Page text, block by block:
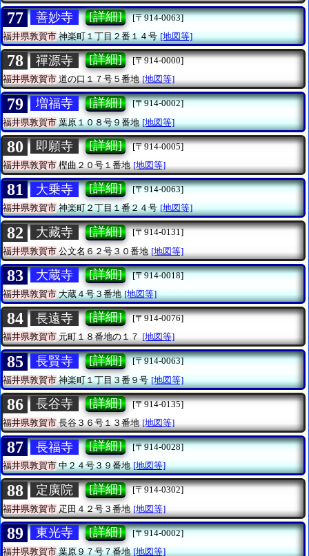
77 善妙寺 [詳細]
[〒914-0063]
福井県敦賀市神楽町１丁目２番１４号 [地図等]
78 禪源寺 [詳細]
[〒914-0000]
福井県敦賀市道の口１７号５番地 [地図等]
79 増福寺 [詳細]
[〒914-0002]
福井県敦賀市葉原１０８号９番地 [地図等]
80 即願寺 [詳細]
[〒914-0005]
福井県敦賀市 樫曲２０号１番地 [地図等]
81 大乗寺 [詳細]
[〒914-0063]
福井県敦賀市神楽町２丁目１番２４号 [地図等]
82 大藏寺 [詳細]
[〒914-0131]
福井県敦賀市 公文名６２号３０番地 [地図等]
83 大蔵寺 [詳細]
[〒914-0018]
福井県敦賀市大蔵４号３番地 [地図等]
84 長遠寺 [詳細]
[〒914-0076]
福井県敦賀市元町１８番地の１７ [地図等]
85 長賢寺 [詳細]
[〒914-0063]
福井県敦賀市神楽町１丁目３番９号 [地図等]
86 長谷寺 [詳細]
[〒914-0135]
福井県敦賀市 長谷３６号１３番地 [地図等]
87 長福寺 [詳細]
[〒914-0028]
福井県敦賀市中２４号３９番地 [地図等]
88 定廣院 [詳細]
[〒914-0302]
福井県敦賀市 疋田４２号３番地 [地図等]
89 東光寺 [詳細]
[〒914-0002]
福井県敦賀市葉原９７号７番地 [地図等]